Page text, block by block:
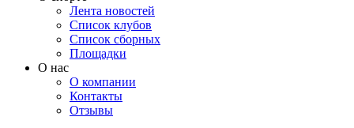
Лента новостей
Список клубов
Список сборных
Площадки
О нас
О компании
Контакты
Отзывы